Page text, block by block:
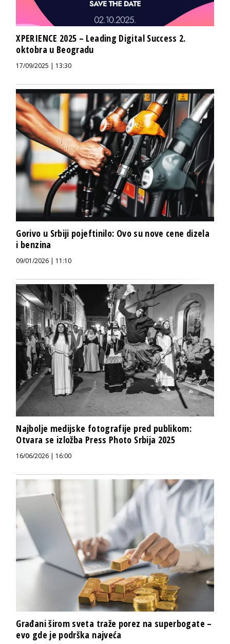
XPERIENCE 2025 – Leading Digital Success 2.
oktobra u Beogradu
17/09/2025 | 13:30
Gorivo u Srbiji pojeftinilo: Ovo su nove cene dizela
i benzina
09/01/2026 | 11:10
Najbolje medijske fotografije pred publikom:
Otvara se izložba Press Photo Srbija 2025
16/06/2026 | 16:00
Građani širom sveta traže porez na superbogate –
evo gde je podrška najveća